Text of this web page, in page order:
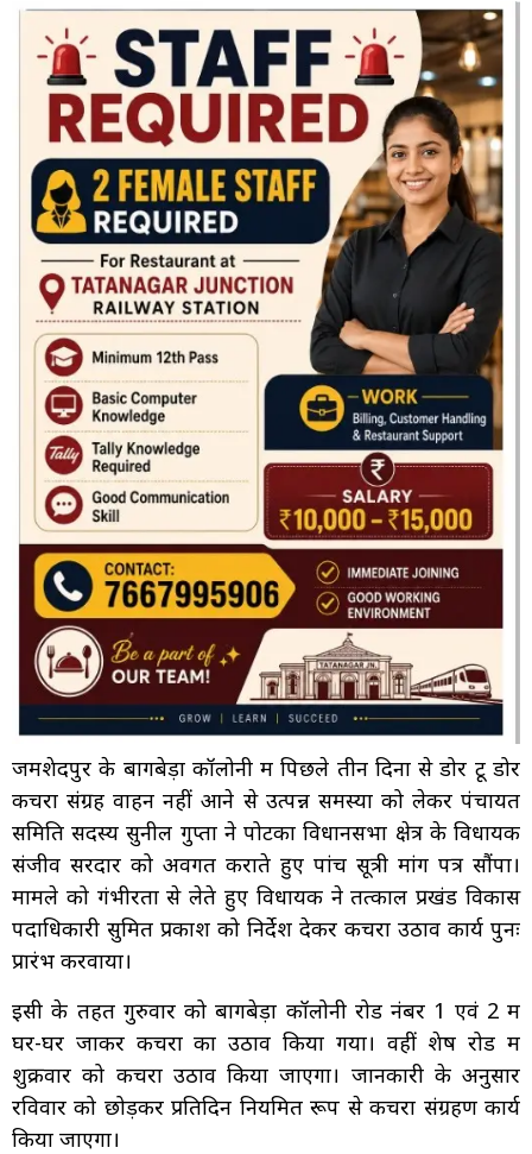
जमशेदपुर के बागबेड़ा कॉलोनी में पिछले तीन दिनों से डोर टू डोर
कचरा संग्रह वाहन नहीं आने से उत्पन्न समस्या को लेकर पंचायत
समिति सदस्य सुनील गुप्ता ने पोटका विधानसभा क्षेत्र के विधायक
संजीव सरदार को अवगत कराते हुए पांच सूत्री मांग पत्र सौंपा।
मामले को गंभीरता से लेते हुए विधायक ने तत्काल प्रखंड विकास
पदाधिकारी सुमित प्रकाश को निर्देश देकर कचरा उठाव कार्य पुनः
प्रारंभ करवाया।
इसी के तहत गुरुवार को बागबेड़ा कॉलोनी रोड नंबर 1 एवं 2 में
घर-घर जाकर कचरा का उठाव किया गया। वहीं शेष रोड में
शुक्रवार को कचरा उठाव किया जाएगा। जानकारी के अनुसार
रविवार को छोड़कर प्रतिदिन नियमित रूप से कचरा संग्रहण कार्य
किया जाएगा।